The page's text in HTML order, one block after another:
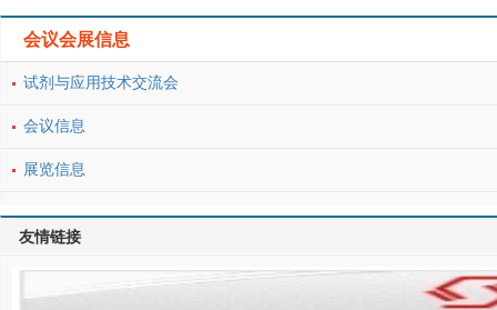
会议会展信息
试剂与应用技术交流会
会议信息
展览信息
友情链接